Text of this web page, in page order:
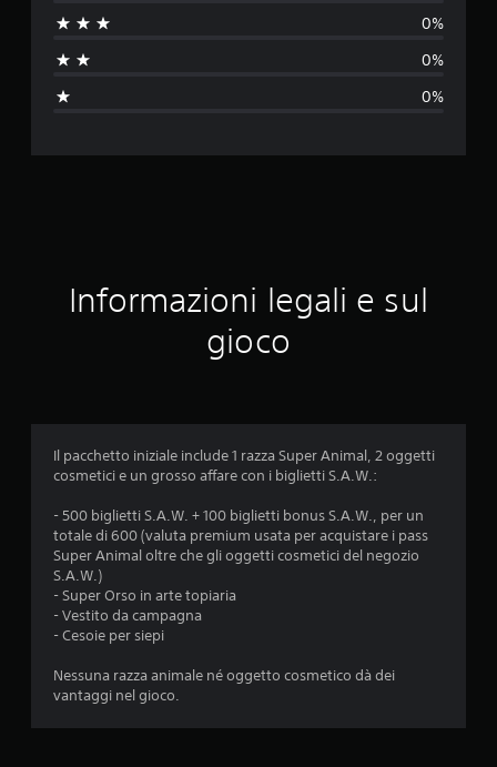
i
e
i
d
0%
0%
0%
Informazioni legali e sul
gioco
Il pacchetto iniziale include 1 razza Super Animal, 2 oggetti
cosmetici e un grosso affare con i biglietti S.A.W.:
- 500 biglietti S.A.W. + 100 biglietti bonus S.A.W., per un
totale di 600 (valuta premium usata per acquistare i pass
Super Animal oltre che gli oggetti cosmetici del negozio
S.A.W.)
- Super Orso in arte topiaria
- Vestito da campagna
- Cesoie per siepi
Nessuna razza animale né oggetto cosmetico dà dei
vantaggi nel gioco.